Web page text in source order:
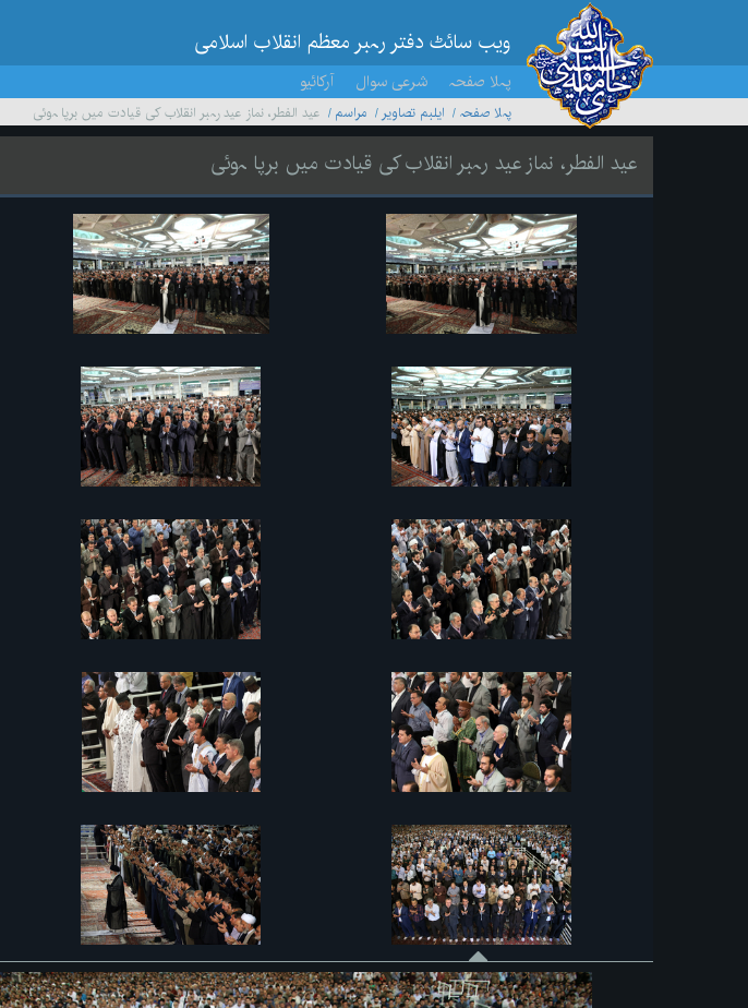
ویب سائٹ دفتر رہبر معظم انقلاب اسلامی
پہلا صفحہ شرعی سوال آرکائیو
پہلا صفحہ ایلبم تصاویر مراسم عید الفطر، نماز عید رہبر انقلاب کی قیادت میں برپا ہوئی
عید الفطر، نماز عید رہبر انقلاب کی قیادت میں برپا ہوئی